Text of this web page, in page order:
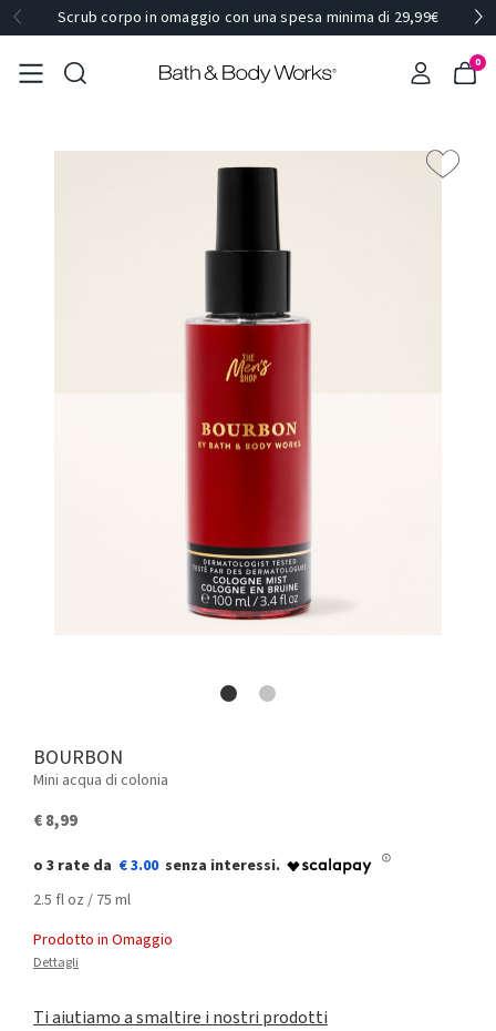
Scrub corpo in omaggio con una spesa minima di 29,99€
0
BOURBON
Mini acqua di colonia
€ 8,99
€ 3.00
2.5 fl oz / 75 ml
Prodotto in Omaggio
Dettagli
Ti aiutiamo a smaltire i nostri prodotti